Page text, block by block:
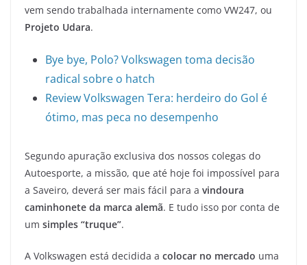
vem sendo trabalhada internamente como VW247, ou
Projeto Udara.
Bye bye, Polo? Volkswagen toma decisão
radical sobre o hatch
Review Volkswagen Tera: herdeiro do Gol é
ótimo, mas peca no desempenho
Segundo apuração exclusiva dos nossos colegas do
Autoesporte, a missão, que até hoje foi impossível para
a Saveiro, deverá ser mais fácil para a vindoura
caminhonete da marca alemã. E tudo isso por conta de
um simples “truque”.
A Volkswagen está decidida a colocar no mercado uma